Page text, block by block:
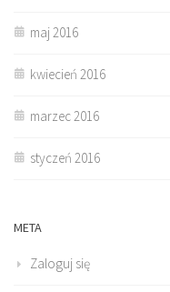
maj 2016
kwiecień 2016
marzec 2016
styczeń 2016
META
Zaloguj się